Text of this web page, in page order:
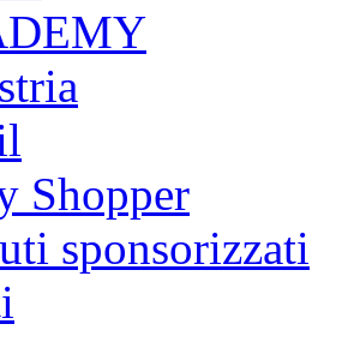
Shopper
sponsorizzati